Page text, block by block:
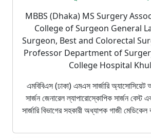
MBBS (Dhaka) MS Surgery
College of Surgeon General
Surgeon, Best and Colorectal
Professor Department of
College Hospital
এমবিবিএস (ঢাকা) এমএস সার্জারি
সার্জন জেনারেল ল্যাপারোস্কোপিক সার্জন বেস্ট
সার্জারি বিভাগের সহকারী অধ্যাপক গাজী